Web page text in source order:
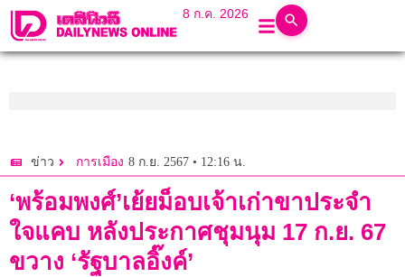
8 ก.ค. 2026
ข่าว การเมือง 8 ก.ย. 2567 • 12:16 น.
‘พร้อมพงศ์’เย้ยม็อบเจ้าเก่าขาประจำ
ใจแคบ หลังประกาศชุมนุม 17 ก.ย. 67
ขวาง ‘รัฐบาลอิ๊งค์’